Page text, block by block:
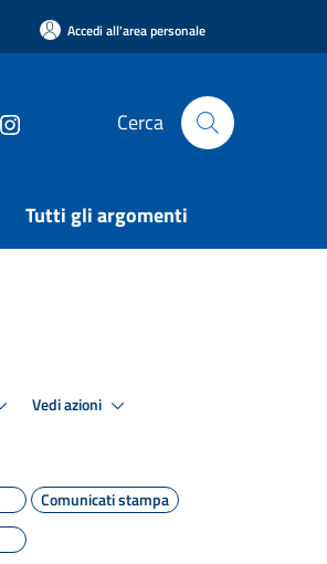
Accedi all'area personale
Cerca
Tutti gli argomenti
Vedi azioni
Comunicati stampa